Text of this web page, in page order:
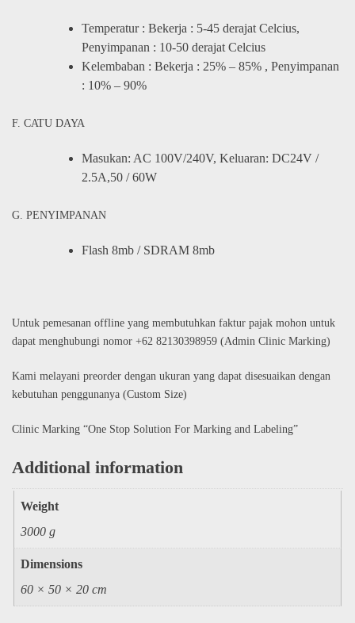
Temperatur : Bekerja : 5-45 derajat Celcius,
Penyimpanan : 10-50 derajat Celcius
Kelembaban : Bekerja : 25% – 85% , Penyimpanan
: 10% – 90%
F. CATU DAYA
Masukan: AC 100V/240V, Keluaran: DC24V /
2.5A,50 / 60W
G. PENYIMPANAN
Flash 8mb / SDRAM 8mb
Untuk pemesanan offline yang membutuhkan faktur pajak mohon untuk
dapat menghubungi nomor +62 82130398959 (Admin Clinic Marking)
Kami melayani preorder dengan ukuran yang dapat disesuaikan dengan
kebutuhan penggunanya (Custom Size)
Clinic Marking “One Stop Solution For Marking and Labeling”
Additional information
Weight
3000 g
Dimensions
60 × 50 × 20 cm